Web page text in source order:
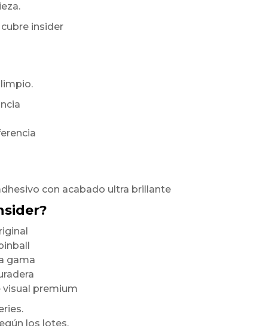
insider
con acabado ultra brillante
gama
visual premium
los lotes,